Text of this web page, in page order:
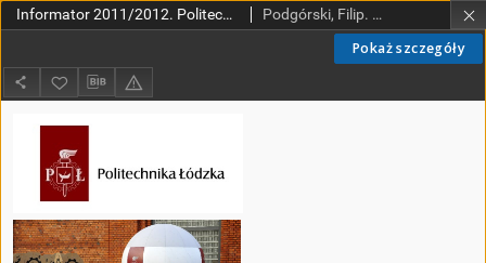
Pokaż szczegóły
Informator 2011/2012. Politechnika Łódzka. Podgórski, Filip. Oprac.